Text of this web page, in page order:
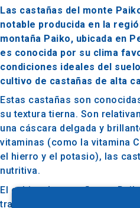
Las castañas del monte
notable producida en la
montaña Paiko, ubicada en
es conocida por su clima
condiciones ideales del
cultivo de castañas de alta
Estas castañas son
su textura tierna. Son
una cáscara delgada y
vitaminas (como la vitamina
el hierro y el potasio), las
nutritiva.
El cultivo de castañas en
tradición, con productores